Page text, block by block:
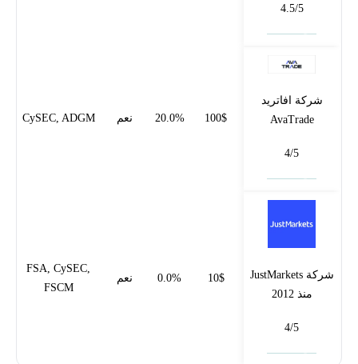
4.5/5
شركة افاتريد
AvaTrade
4/5
100$
20.0% نعم CySEC, ADGM
شركة JustMarkets
منذ 2012
4/5
10$
0.0% نعم
FSA, CySEC,
FSCM